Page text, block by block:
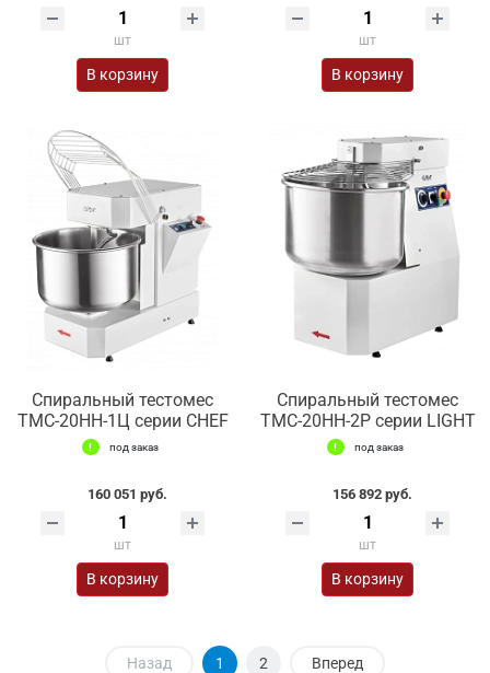
шт
В корзину
шт
В корзину
Спиральный тестомес
ТМС-20НН-1Ц серии CHEF
под заказ
160 051 руб.
шт
В корзину
Спиральный тестомес
ТМС-20НН-2Р серии LIGHT
под заказ
156 892 руб.
шт
В корзину
Назад 1 2 Вперед